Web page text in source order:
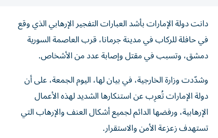
دانت دولة الإمارات بأشد العبارات التفجير الإرهابي الذي وقع
في حافلة للركاب في مدينة جرمانا، قرب العاصمة السورية
دمشق، وتسبب في مقتل وإصابة عدد من الأشخاص.
وشدّدت وزارة الخارجية، في بيان لها، اليوم الجمعة، على أن
دولة الإمارات تُعرِب عن استنكارها الشديد لهذه الأعمال
الإرهابية، ورفضها الدائم لجميع أشكال العنف والإرهاب التي
تستهدف زعزعة الأمن والاستقرار.